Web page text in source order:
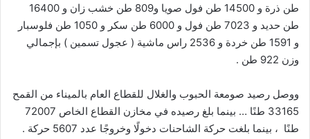
طن ذرة و طن فول صويا و809 طن خشب زان و
طن حديد و طن فول و طن سكر و طن فلوسبار
و
طن خردة و راس ماشية ( عجول تسمين ) بإجمالي
وزن
طن .
ووصل رصيد صومعة الحبوب والغلال للقطاع العام بالميناء من القمح
33165 طنًا … بينما بلغ رصيده في مخازن القطاع الخاص
طنًا ، بينما بلغت حركة الشاحنات دخولًا وخروجًا عدد حركة .